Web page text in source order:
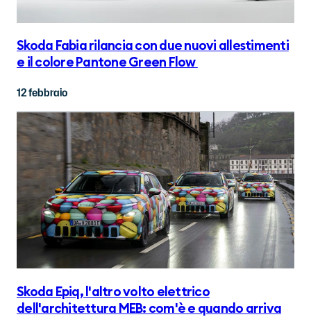
Skoda Fabia rilancia con due nuovi allestimenti
e il colore Pantone Green Flow
12 febbraio
Skoda Epiq, l'altro volto elettrico
dell'architettura MEB: com'è e quando arriva